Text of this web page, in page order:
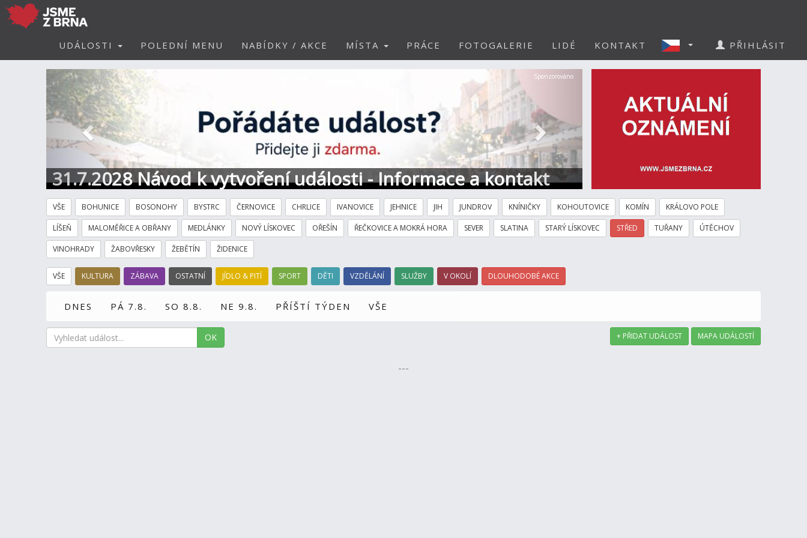
UDÁLOSTI POLEDNÍ MENU NABÍDKY / AKCE MÍSTA PRÁCE FOTOGALERIE LIDÉ KONTAKT PŘIHLÁSIT
31.7.2028 Návod k vytvoření události - Informace a kontakt
Předchozí Další
Sponzorováno
VŠE BOHUNICE BOSONOHY BYSTRC ČERNOVICE CHRLICE IVANOVICE JEHNICE JIH JUNDROV KNÍNIČKY KOHOUTOVICE KOMÍN KRÁLOVO POLE
LÍŠEŇ MALOMĚŘICE A OBŘANY MEDLÁNKY NOVÝ LÍSKOVEC OŘEŠÍN ŘEČKOVICE A MOKRÁ HORA SEVER SLATINA STARÝ LÍSKOVEC STŘED TUŘANY ÚTĚCHOV
VINOHRADY ŽABOVŘESKY ŽEBĚTÍN ŽIDENICE
VŠE KULTURA ZÁBAVA OSTATNÍ JÍDLO & PITÍ SPORT DĚTI VZDĚLÁNÍ SLUŽBY V OKOLÍ DLOUHODOBÉ AKCE
DNES PÁ 7.8. SO 8.8. NE 9.8. PŘÍŠTÍ TÝDEN VŠE
OK + PŘIDAT UDÁLOST MAPA UDÁLOSTÍ
---